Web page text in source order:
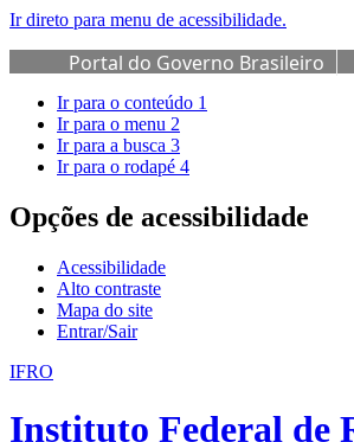
Ir direto para menu de acessibilidade.
Portal do Governo Brasileiro
Ir para o conteúdo 1
Ir para o menu 2
Ir para a busca 3
Ir para o rodapé 4
Opções de acessibilidade
Acessibilidade
Alto contraste
Mapa do site
Entrar/Sair
IFRO
Instituto Federal de